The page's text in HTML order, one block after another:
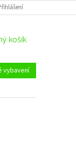
REKLAMAČNÍ ŘÁD -
košík
vybavení